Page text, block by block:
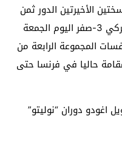
الأخيرتين الدور ثمن
النهائي بفوزه الكبير على نظيره التركي 3-صفر اليوم الجمعة
المجموعة الرابعة من
حاليا في فرنسا حتى
(34 و48) ومانويل اغودو دوران “نوليتو”